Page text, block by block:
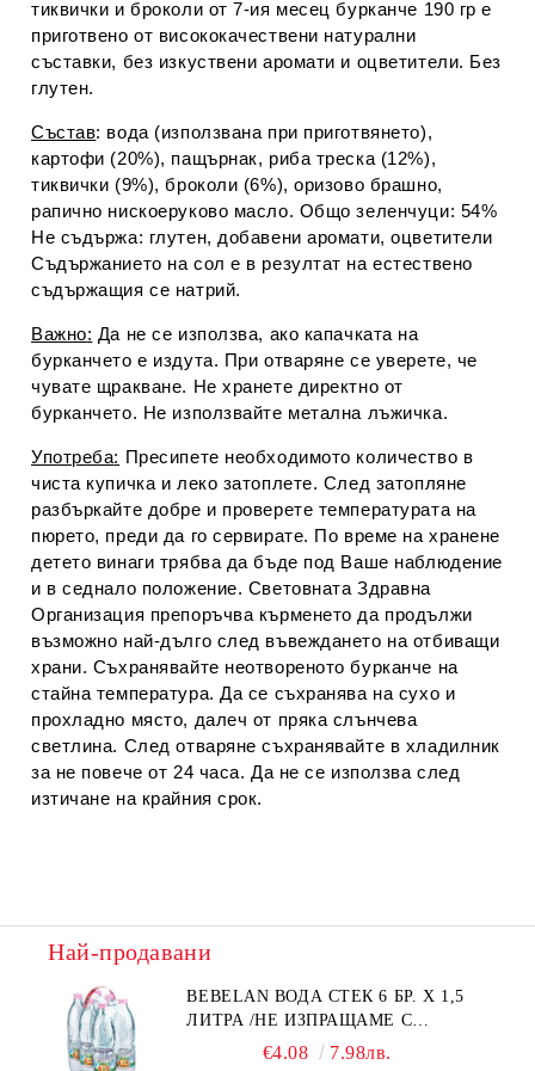
тиквички и броколи от 7-ия месец бурканче 190 гр е
приготвено от висококачествени натурални
съставки, без изкуствени аромати и оцветители. Без
глутен.
Състав: вода (използвана при приготвянето),
картофи (20%), пащърнак, риба треска (12%),
тиквички (9%), броколи (6%), оризово брашно,
рапично нискоеруково масло. Общо зеленчуци: 54%
Не съдържа: глутен, добавени аромати, оцветители
Съдържанието на сол е в резултат на естествено
съдържащия се натрий.
Важно: Да не се използва, ако капачката на
бурканчето е издута. При отваряне се уверете, че
чувате щракване. Не хранете директно от
бурканчето. Не използвайте метална лъжичка.
Употреба: Пресипете необходимото количество в
чиста купичка и леко затоплете. След затопляне
разбъркайте добре и проверете температурата на
пюрето, преди да го сервирате. По време на хранене
детето винаги трябва да бъде под Ваше наблюдение
и в седнало положение. Световната Здравна
Организация препоръчва кърменето да продължи
възможно най-дълго след въвеждането на отбиващи
храни. Съхранявайте неотвореното бурканче на
стайна температура. Да се съхранява на сухо и
прохладно място, далеч от пряка слънчева
светлина. След отваряне съхранявайте в хладилник
за не повече от 24 часа. Да не се използва след
изтичане на крайния срок.
Най-продавани
BEBELAN ВОДА СТЕК 6 БР. Х 1,5
ЛИТРА /НЕ ИЗПРАЩАМЕ С
€4.08 7.98лв.